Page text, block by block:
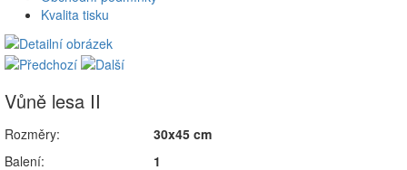
Kvalita tisku
Vůně lesa II
Rozměry:
30x45 cm
Balení:
1